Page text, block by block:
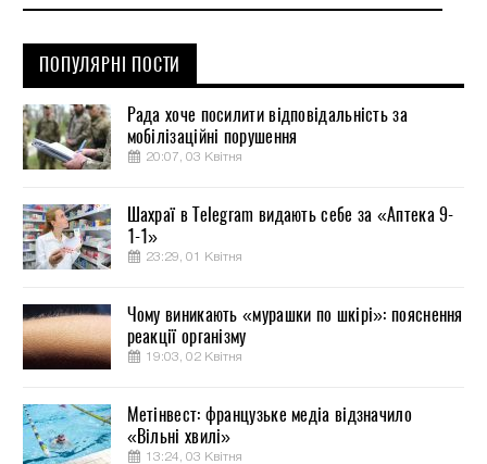
ПОПУЛЯРНІ ПОСТИ
Рада хоче посилити відповідальність за
мобілізаційні порушення
20:07, 03 Квітня
Шахраї в Telegram видають себе за «Аптека 9-
1-1»
23:29, 01 Квітня
Чому виникають «мурашки по шкірі»: пояснення
реакції організму
19:03, 02 Квітня
Метінвест: французьке медіа відзначило
«Вільні хвилі»
13:24, 03 Квітня